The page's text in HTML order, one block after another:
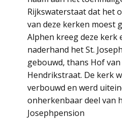
Rijkswaterstaat dat het
van deze kerken moest
Alphen kreeg deze kerk
naderhand het St.
gebouwd, thans Hof
Hendrikstraat. De kerk
verbouwd en werd
onherkenbaar deel van
Josephpension